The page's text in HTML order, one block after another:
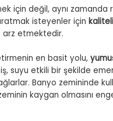
için değil, aynı
isteyenler için
arz etmektedir.
en basit yolu,
suyu etkili bir şekilde
Banyo zemininde
kaygan olmasını